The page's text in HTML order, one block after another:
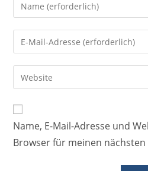
Name, E-Mail-Adresse und
Browser für meinen